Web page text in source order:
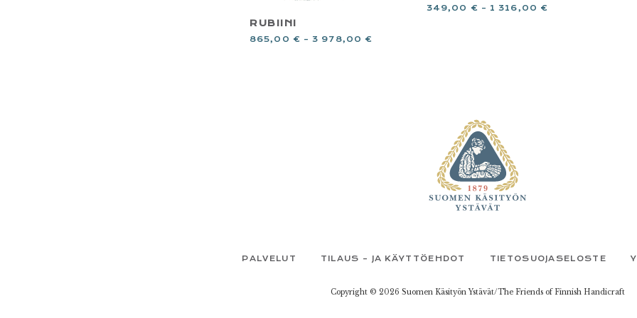
RUBIINI
865,00 € – 3 978,00 €
349,00 € – 1 316,00 €
PALVELUT TILAUS – JA KÄYTTÖEHDOT TIETOSUOJASELOSTE
Copyright © 2026 Suomen Käsityön Ystävät/The Friends of Finnish Handicraft